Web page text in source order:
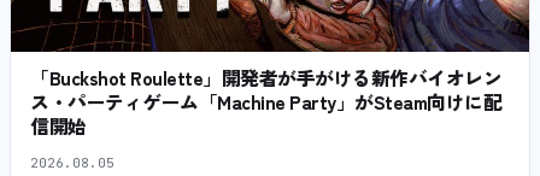
「Buckshot Roulette」開発者が手がける新作バイオレン
ス・パーティゲーム「Machine Party」がSteam向けに配
信開始
2026.08.05